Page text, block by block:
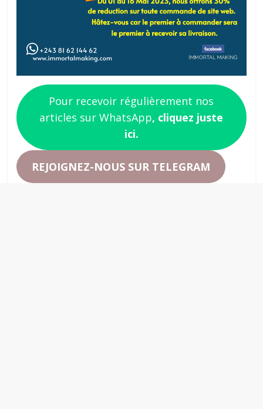
Pour recevoir régulièrement nos
articles sur WhatsApp, cliquez juste
ici.
REJOIGNEZ-NOUS SUR TELEGRAM